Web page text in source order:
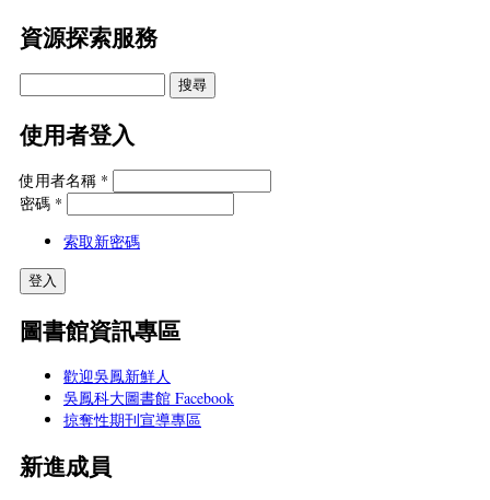
資源探索服務
使用者登入
使用者名稱 *
密碼 *
索取新密碼
圖書館資訊專區
歡迎吳鳳新鮮人
吳鳳科大圖書館 Facebook
掠奪性期刊宣導專區
新進成員